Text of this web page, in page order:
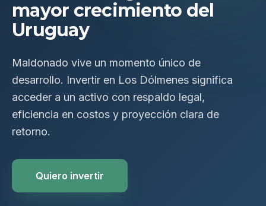
mayor crecimiento del
Uruguay
Maldonado vive un momento único de
desarrollo. Invertir en Los Dólmenes significa
acceder a un activo con respaldo legal,
eficiencia en costos y proyección clara de
retorno.
Quiero invertir